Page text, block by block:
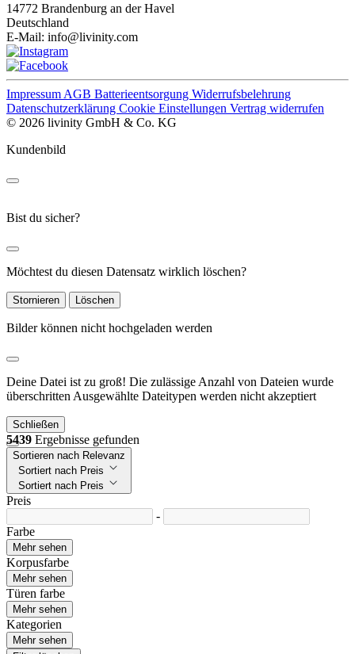
14772 Brandenburg an der Havel
Deutschland
E-Mail: info@livinity.com
Impressum AGB Batterieentsorgung Widerrufsbelehrung
Datenschutzerklärung Cookie Einstellungen Vertrag widerrufen
© 2026 livinity GmbH & Co. KG
Kundenbild
Bist du sicher?
Möchtest du diesen Datensatz wirklich löschen?
Stornieren Löschen
Bilder können nicht hochgeladen werden
Deine Datei ist zu groß! Die zulässige Anzahl von Dateien wurde
überschritten Ausgewählte Dateitypen werden nicht akzeptiert
Schließen
5439 Ergebnisse gefunden
Sortieren nach Relevanz
Sortiert nach Preis
Sortiert nach Preis
Preis
-
Farbe
Mehr sehen
Korpusfarbe
Mehr sehen
Türen farbe
Mehr sehen
Kategorien
Mehr sehen